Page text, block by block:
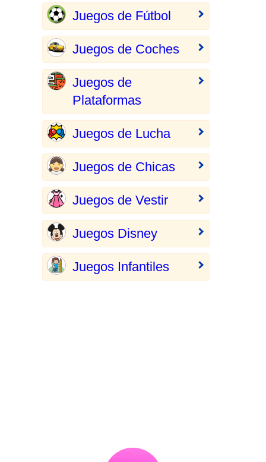
Juegos de Fútbol
Juegos de Coches
Juegos de
Plataformas
Juegos de Lucha
Juegos de Chicas
Juegos de Vestir
Juegos Disney
Juegos Infantiles